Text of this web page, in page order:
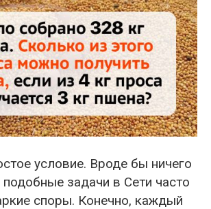
условие. Вроде бы ничего
задачи в Сети часто
споры. Конечно, каждый